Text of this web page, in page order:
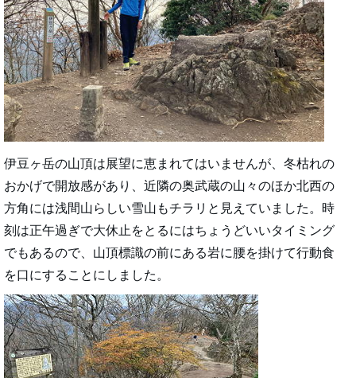
伊豆ヶ岳の山頂は展望に恵まれてはいませんが、冬枯れの
おかげで開放感があり、近隣の奥武蔵の山々のほか北西の
方角には浅間山らしい雪山もチラリと見えていました。時
刻は正午過ぎで大休止をとるにはちょうどいいタイミング
でもあるので、山頂標識の前にある岩に腰を掛けて行動食
を口にすることにしました。